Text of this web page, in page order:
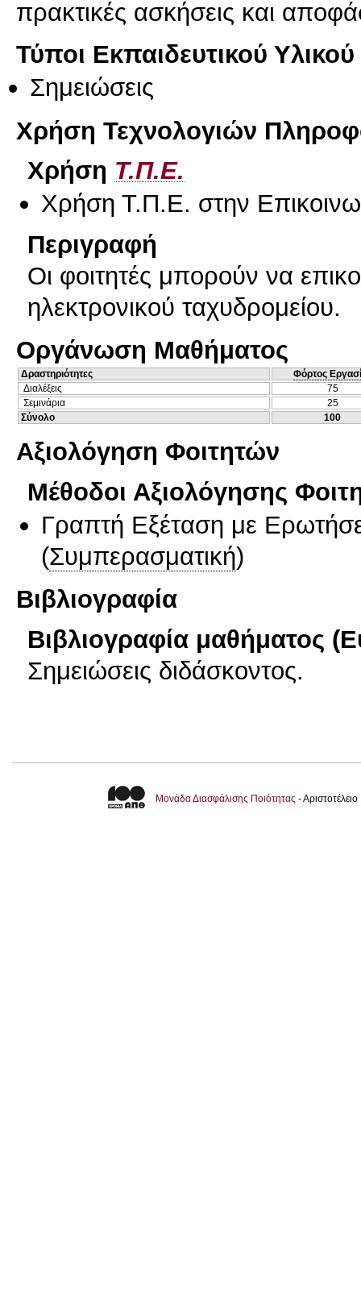
πρακτικές ασκήσεις και
Τύποι Εκπαιδευτικού Υλικού
Σημειώσεις
Χρήση Τεχνολογιών
Χρήση Τ.Π.Ε.
Χρήση Τ.Π.Ε. στην
Περιγραφή
Οι φοιτητές μπορούν να
ηλεκτρονικού ταχυδρομείου.
Οργάνωση Μαθήματος
Δραστηριότητες
Φόρτος
Διαλέξεις
75
Σεμινάρια
25
Σύνολο
100
Αξιολόγηση Φοιτητών
Μέθοδοι Αξιολόγησης
Γραπτή Εξέταση με
(Συμπερασματική)
Βιβλιογραφία
Βιβλιογραφία μαθήματος
Σημειώσεις διδάσκοντος.
Μονάδα Διασφάλισης Ποιότητας -